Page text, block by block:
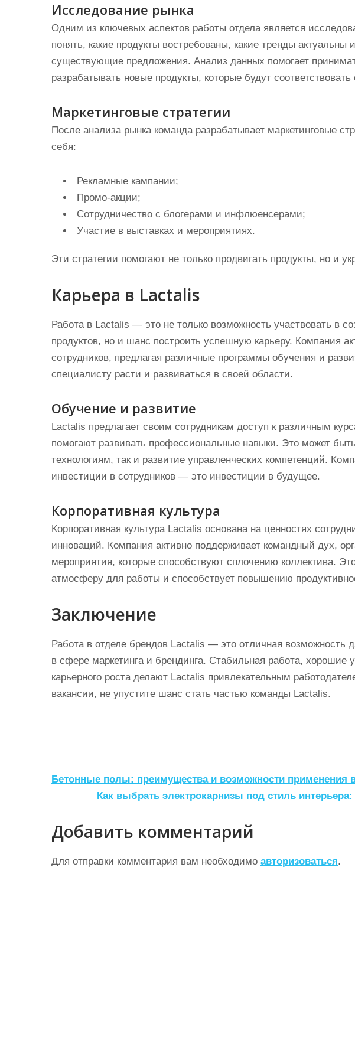
Исследование рынка
Одним из ключевых аспектов работы отдела является
понять, какие продукты востребованы, какие тренды актуальны
существующие предложения. Анализ данных помогает
разрабатывать новые продукты, которые будут
Маркетинговые стратегии
После анализа рынка команда разрабатывает маркетинговые
себя:
Рекламные кампании;
Промо-акции;
Сотрудничество с блогерами и инфлюенсерами;
Участие в выставках и мероприятиях.
Эти стратегии помогают не только продвигать продукты, но и
Карьера в Lactalis
Работа в Lactalis — это не только возможность участвовать в
продуктов, но и шанс построить успешную карьеру. Компания
сотрудников, предлагая различные программы обучения и
специалисту расти и развиваться в своей области.
Обучение и развитие
Lactalis предлагает своим сотрудникам доступ к различным
помогают развивать профессиональные навыки. Это может
технологиям, так и развитие управленческих компетенций.
инвестиции в сотрудников — это инвестиции в будущее.
Корпоративная культура
Корпоративная культура Lactalis основана на ценностях
инноваций. Компания активно поддерживает командный дух,
мероприятия, которые способствуют сплочению коллектива.
атмосферу для работы и способствует повышению
Заключение
Работа в отделе брендов Lactalis — это отличная возможность
в сфере маркетинга и брендинга. Стабильная работа, хорошие
карьерного роста делают Lactalis привлекательным
вакансии, не упустите шанс стать частью команды Lactalis.
Н
в
и
г
Бетонные полы: преимущества и возможности применения в
Как выбрать электрокарнизы под стиль
Добавить комментарий
Для отправки комментария вам необходимо авторизоваться.